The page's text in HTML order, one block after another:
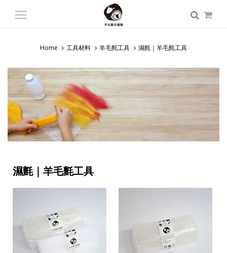
登入
商品總覽
入門課程
專業課程
師資派遣
認識羊毛氈
Home 工具材料 羊毛氈工具 濕氈｜羊毛氈工具
濕氈｜羊毛氈工具